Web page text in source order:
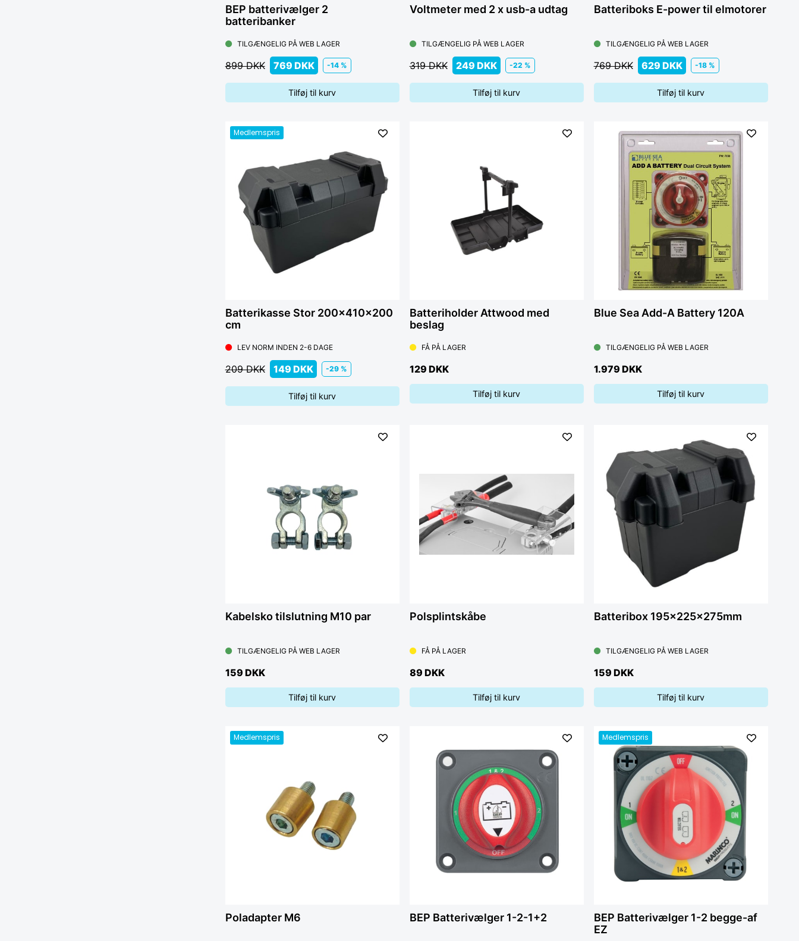
BEP batterivælger 2
batteribanker
TILGÆNGELIG PÅ WEB LAGER
769 DKK
899 DKK -14 %
Tilføj til kurv
Voltmeter med 2 x usb-a udtag
TILGÆNGELIG PÅ WEB LAGER
249 DKK
319 DKK -22 %
Tilføj til kurv
Batteriboks E-power til elmotorer
TILGÆNGELIG PÅ WEB LAGER
629 DKK
769 DKK -18 %
Tilføj til kurv
Medlemspris
Batterikasse Stor 200x410x200
cm
LEV NORM INDEN 2-6 DAGE
149 DKK
209 DKK -29 %
Tilføj til kurv
Batteriholder Attwood med
beslag
FÅ PÅ LAGER
129 DKK
Tilføj til kurv
Blue Sea Add-A Battery 120A
TILGÆNGELIG PÅ WEB LAGER
1.979 DKK
Tilføj til kurv
Kabelsko tilslutning M10 par
TILGÆNGELIG PÅ WEB LAGER
159 DKK
Tilføj til kurv
Polsplintskåbe
FÅ PÅ LAGER
89 DKK
Tilføj til kurv
Batteribox 195x225x275mm
TILGÆNGELIG PÅ WEB LAGER
159 DKK
Tilføj til kurv
Medlemspris
Poladapter M6 BEP Batterivælger 1-2-1+2
Medlemspris
BEP Batterivælger 1-2 begge-af
EZ